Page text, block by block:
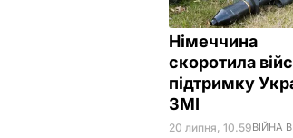
Німеччина
скоротила
підтримку
ЗМІ
20 липня, 10.59ВІЙНА В